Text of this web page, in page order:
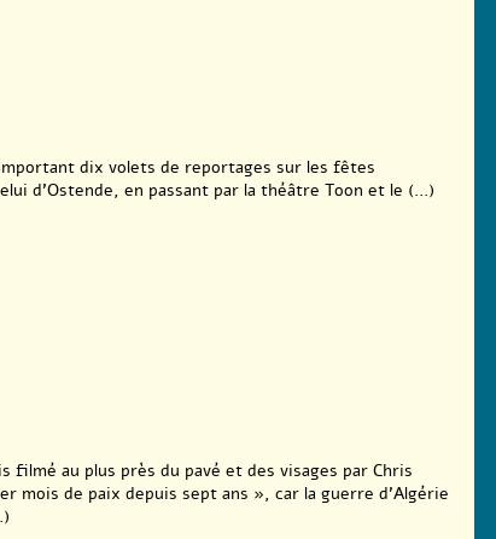
dix volets de reportages sur les fêtes
d’Ostende, en passant par la théâtre Toon et le (...)
filmé au plus près du pavé et des visages par Chris
mois de paix depuis sept ans », car la guerre d’Algérie